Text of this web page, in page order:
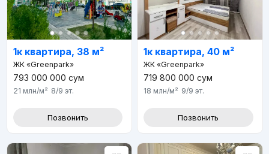
1к квартира, 38 м²
ЖК «Greenpark»
793 000 000 сум
21 млн/м² 8/9 эт.
Позвонить
1к квартира, 40 м²
ЖК «Greenpark»
719 800 000 сум
18 млн/м² 9/9 эт.
Позвонить